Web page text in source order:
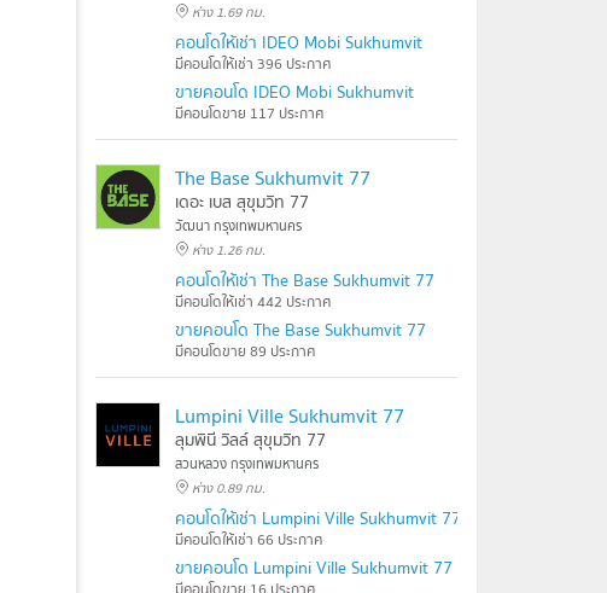
ห่าง 1.69 กม.
คอนโดให้เช่า IDEO Mobi Sukhumvit
มีคอนโดให้เช่า 396 ประกาศ
ขายคอนโด IDEO Mobi Sukhumvit
มีคอนโดขาย 117 ประกาศ
The Base Sukhumvit 77
เดอะ เบส สุขุมวิท 77
วัฒนา กรุงเทพมหานคร
ห่าง 1.26 กม.
คอนโดให้เช่า The Base Sukhumvit 77
มีคอนโดให้เช่า 442 ประกาศ
ขายคอนโด The Base Sukhumvit 77
มีคอนโดขาย 89 ประกาศ
Lumpini Ville Sukhumvit 77
ลุมพินี วิลล์ สุขุมวิท 77
สวนหลวง กรุงเทพมหานคร
ห่าง 0.89 กม.
คอนโดให้เช่า Lumpini Ville Sukhumvit 77
มีคอนโดให้เช่า 66 ประกาศ
ขายคอนโด Lumpini Ville Sukhumvit 77